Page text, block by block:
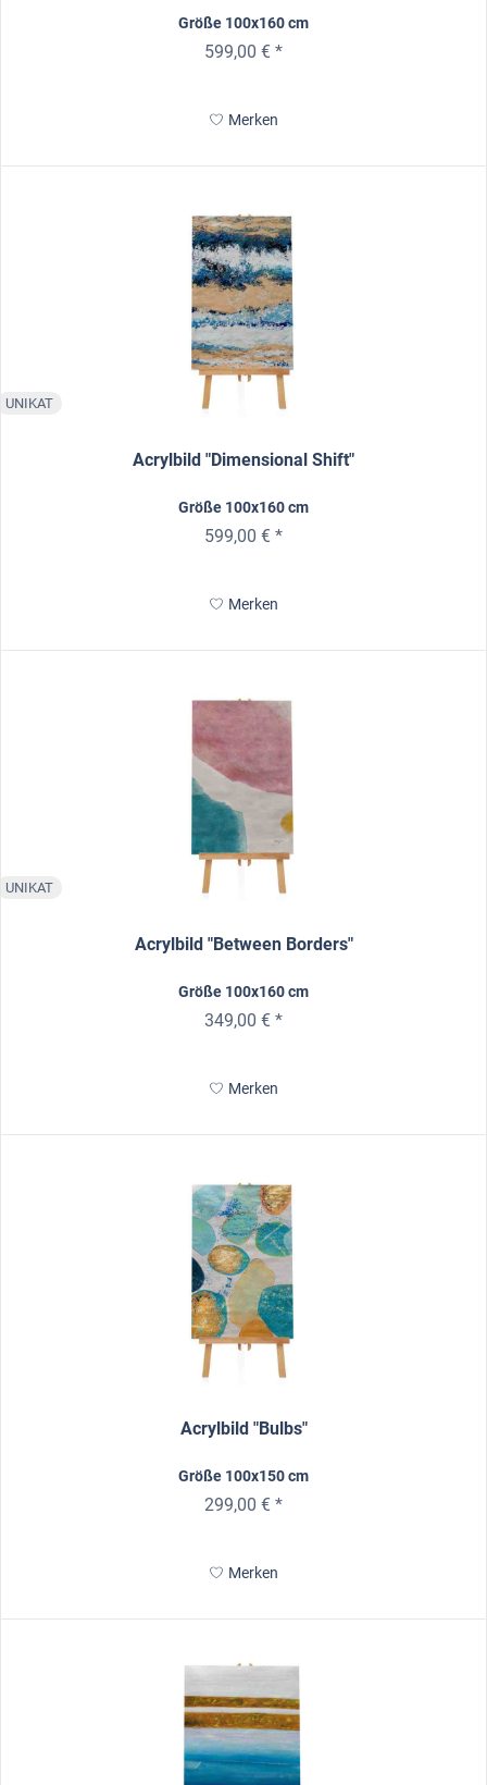
Größe 100x160 cm
599,00 € *
Merken
Acrylbild "Dimensional Shift"
Größe 100x160 cm
UNIKAT
599,00 € *
Merken
Acrylbild "Between Borders"
Größe 100x160 cm
UNIKAT
349,00 € *
Merken
Acrylbild "Bulbs"
Größe 100x150 cm
299,00 € *
Merken